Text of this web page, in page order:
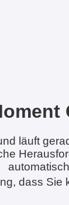
läuft
automatisch
dass Sie